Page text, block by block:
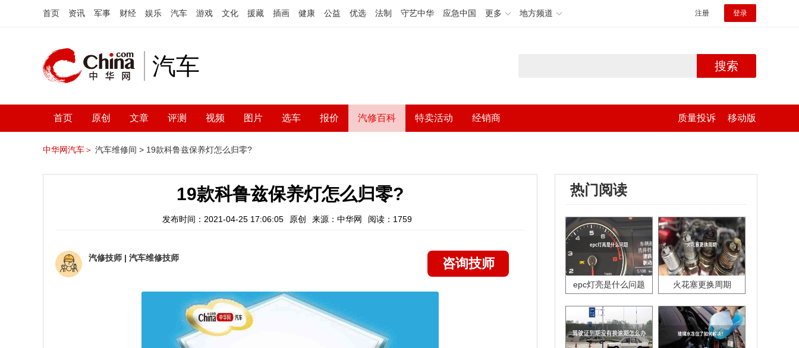
首页 资讯 军事 财经 娱乐 汽车 游戏 文化 援藏 插画 健康 公益 优选 法制 守艺中华 应急中国 更多 地方频道 注册 登录
汽车 搜索
首页 原创 文章 评测 视频 图片 选车 报价 汽修百科 特卖活动 经销商 质量投诉 移动版
中华网汽车＞ 汽车维修间 > 19款科鲁兹保养灯怎么归零?
19款科鲁兹保养灯怎么归零?
发布时间：2021-04-25 17:06:05 原创 来源：中华网 阅读：1759
汽修技师 | 汽车维修技师 咨询技师
热门阅读
epc灯亮是什么问题 火花塞更换周期